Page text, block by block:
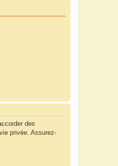
des
privée. Assurez-